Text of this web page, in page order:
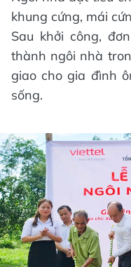
khung cứng, mái
Sau khởi công,
thành ngôi nhà
giao cho gia đình
sống.